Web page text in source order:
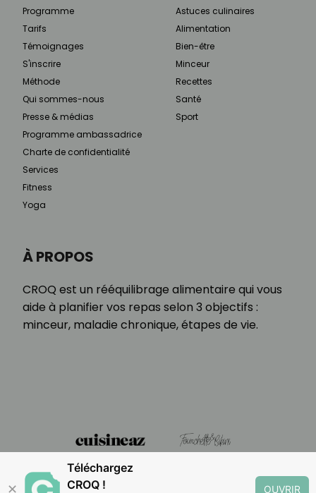
À PROPOS
CROQ est un rééquilibrage alimentaire qui vous
aide à planifier vos repas selon 3 objectifs :
minceur, maladie chronique, étapes de vie.
Programme
Tarifs
Témoignages
S'inscrire
Méthode
Qui sommes-nous
Presse & médias
Programme ambassadrice
Charte de confidentialité
Services
Fitness
Yoga
Astuces culinaires
Alimentation
Bien-être
Minceur
Recettes
Santé
Sport
✕
Téléchargez
CROQ !
OUVRIR